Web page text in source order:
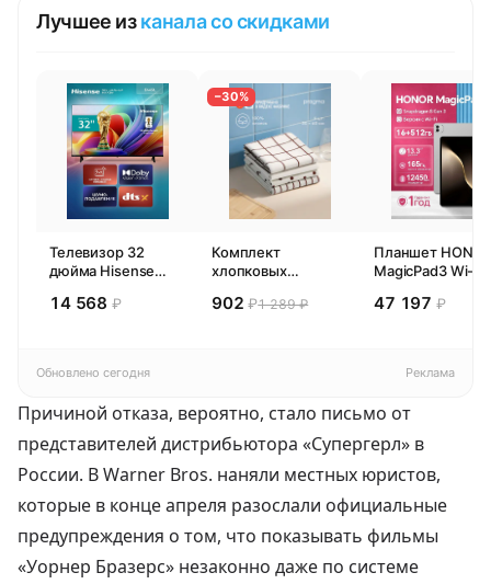
Лучшее изканала со скидками
Телевизор 32
дюйма Hisense
Смарт ТВ HD
14 568 ₽
−30%
Комплект
хлопковых
полотенец 4 шт,
902₽1 289 ₽
Планшет
MagicPad3 Wi-Fi,
Snapdragon 8,
47 197 ₽
Обновлено сегодня Реклама
Причиной отказа, вероятно, стало письмо от
представителей дистрибьютора «Супергерл» в
России. В Warner Bros. наняли местных юристов,
которые в конце апреля разослали официальные
предупреждения о том, что показывать фильмы
«Уорнер Бразерс» незаконно даже по системе